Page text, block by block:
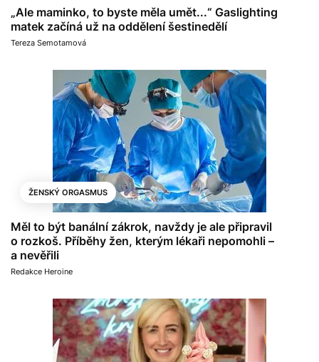
„Ale maminko, to byste měla umět...“ Gaslighting
matek začíná už na oddělení šestinedělí
Tereza Semotamová
ŽENSKÝ ORGASMUS
Měl to být banální zákrok, navždy je ale připravil
o rozkoš. Příběhy žen, kterým lékaři nepomohli –
a nevěřili
Redakce Heroine